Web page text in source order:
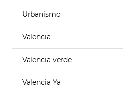
Urbanismo
Valencia
Valencia verde
Valencia Ya